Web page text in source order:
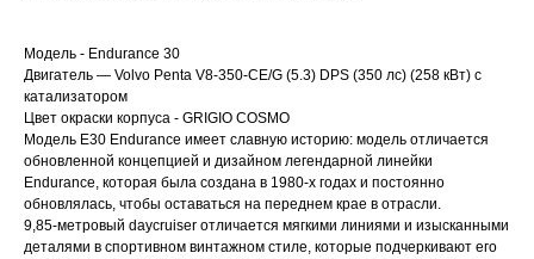
Модель - Endurance 30
Двигатель — Volvo Penta V8-350-CE/G (5.3) DPS (350 лс) (258 кВт) с
катализатором
Цвет окраски корпуса - GRIGIO COSMO
Модель E30 Endurance имеет славную историю: модель отличается
обновленной концепцией и дизайном легендарной линейки
Endurance, которая была создана в 1980-х годах и постоянно
обновлялась, чтобы оставаться на переднем крае в отрасли.
9,85-метровый daycruiser отличается мягкими линиями и изысканными
деталями в спортивном винтажном стиле, которые подчеркивают его